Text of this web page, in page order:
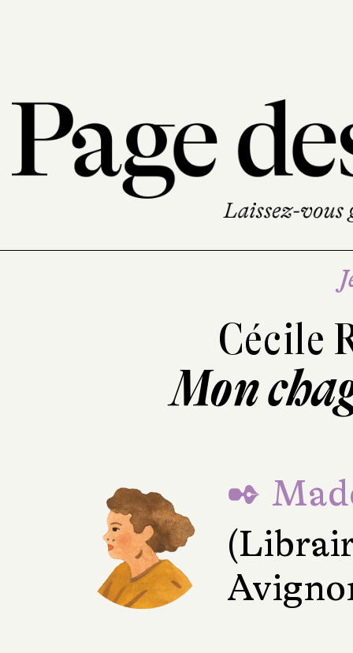
Cécile
Mon
✒